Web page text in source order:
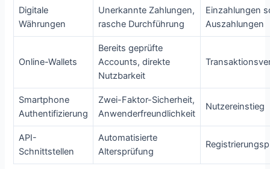
Digitale
Währungen
Unerkannte Zahlungen,
rasche Durchführung
Einzahlungen
Auszahlungen
Online-Wallets
Bereits geprüfte
Accounts, direkte
Nutzbarkeit
Smartphone
Authentifizierung
Zwei-Faktor-Sicherheit,
Anwenderfreundlichkeit
Nutzereinstieg
API-
Schnittstellen
Automatisierte
Altersprüfung